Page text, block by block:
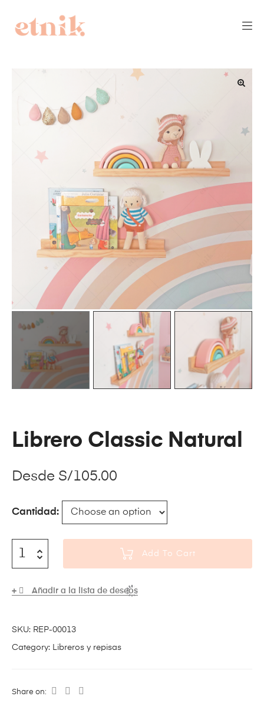
Librero Classic Natural
Desde S/105.00
Cantidad
Add To Cart
Añadir a la lista de deseos
SKU: REP-00013
Category: Libreros y repisas
Share on: